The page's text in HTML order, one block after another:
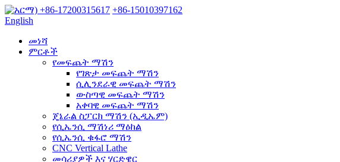
+86-17200315617 +86-15010397162
English
መነሻ
ምርቶች
የመፍጨት ማሽን
የገጽታ መፍጨት ማሽን
ሲሊንደራዊ መፍጨት ማሽን
ውስጣዊ መፍጨት ማሽን
አቀባዊ መፍጨት ማሽን
ጄኔራል ስፓርክ ማሽን (ኢዲኤም)
የሲኤንሲ ማሽነሪ ማዕከል
የሲኤንሲ ቁፋሮ ማሽን
CNC Vertical Lathe
መሳሪያዎች እና ሃርድዌር